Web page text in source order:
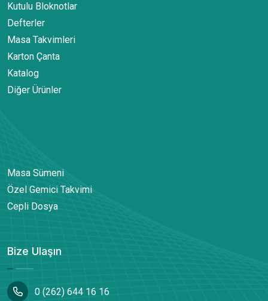
Kutulu Bloknotlar
Defterler
Masa Takvimleri
Karton Çanta
Katalog
Diğer Ürünler
Masa Sümeni
Özel Gemici Takvimi
Cepli Dosya
Bize Ulaşın
0 (262) 644 16 16